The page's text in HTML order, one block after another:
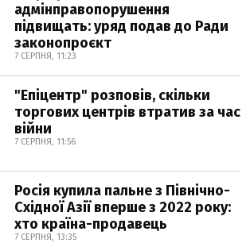
адмінправопорушення
підвищать: уряд подав до Ради
законопроєкт
7 СЕРПНЯ, 11:23
"Епіцентр" розповів, скільки
торгових центрів втратив за час
війни
7 СЕРПНЯ, 11:56
Росія купила пальне з Північно-
Східної Азії вперше з 2022 року:
хто країна-продавець
7 СЕРПНЯ, 13:35